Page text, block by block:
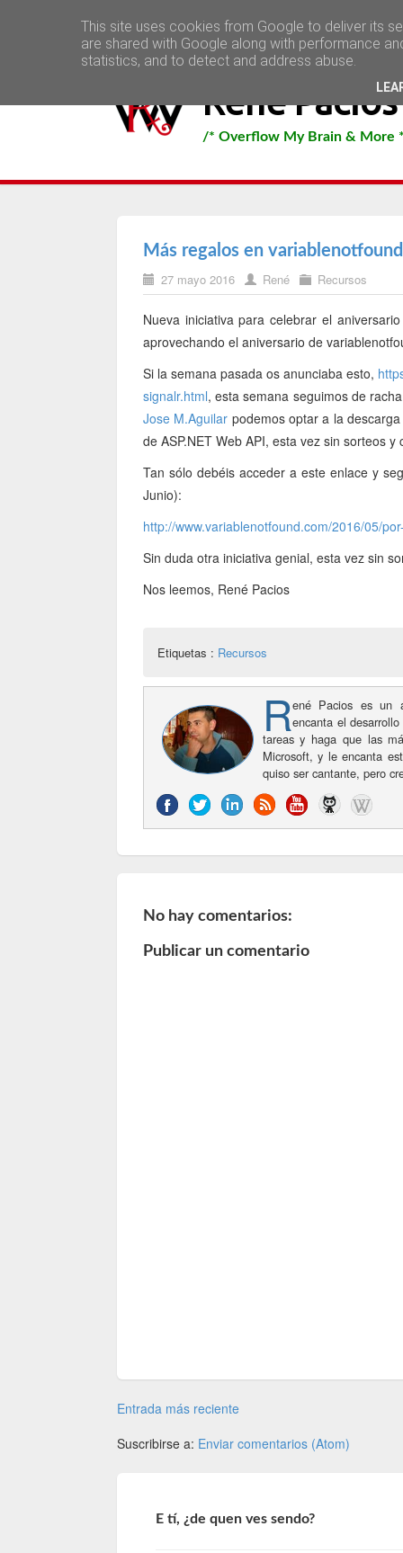
Inicio Contacto
René Pacios
/* Overflow My Brain & More
Más regalos en
27 mayo 2016 René Recursos
Nueva iniciativa para celebrar el
aprovechando el aniversario de
Si la semana pasada os anunciaba esto,
signalr.html, esta semana seguimos de
Jose M.Aguilar podemos optar a la
de ASP.NET Web API, esta vez sin sorteos
Tan sólo debéis acceder a este enlace y
Junio):
http://www.variablenotfound.com/2016/05/
Sin duda otra iniciativa genial, esta vez sin
Nos leemos, René Pacios
Etiquetas : Recursos
René Pacios es un
encanta el
tareas y haga que las
Microsoft, y le encanta
quiso ser cantante, pero
No hay comentarios:
Publicar un comentario
Entrada más reciente
Suscribirse a: Enviar comentarios (Atom)
E tí, ¿de quen ves sendo?
This site uses cookies from Google to deliver its
are shared with Google along with performance
statistics, and to detect and address abuse.